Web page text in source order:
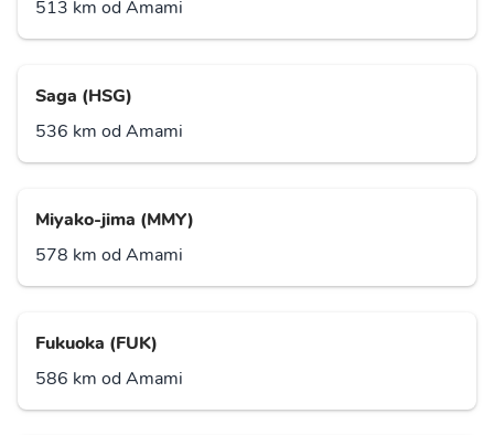
513 km od Amami
Saga (HSG)
536 km od Amami
Miyako-jima (MMY)
578 km od Amami
Fukuoka (FUK)
586 km od Amami